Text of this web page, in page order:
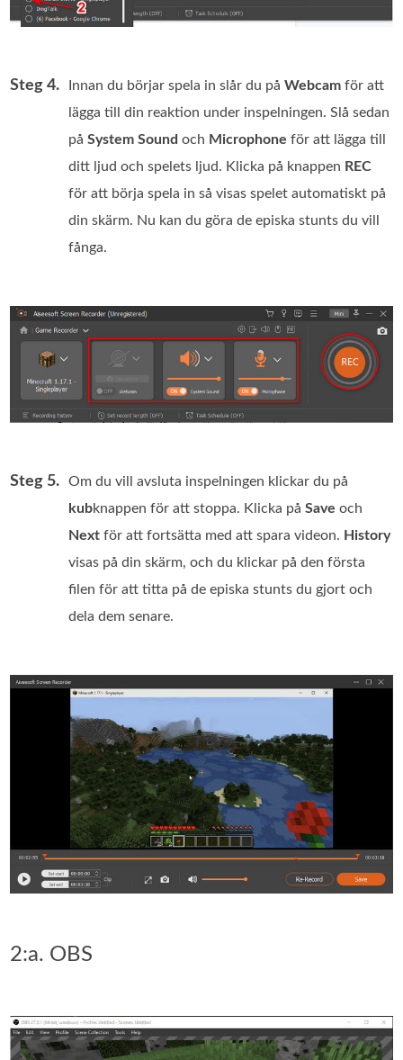
Steg 4. Innan du börjar spela in slår du påWebcam för att
lägga till din reaktion under inspelningen. Slå sedan
påSystem Sound och Microphone för att lägga till
ditt ljud och spelets ljud. Klicka på knappen REC
för att börja spela in så visas spelet automatiskt på
din skärm. Nu kan du göra de episka stunts du vill
fånga.
Steg 5.
Om du vill avsluta inspelningen klickar du på
kubknappen för att stoppa. Klicka påSave och
Next för att fortsätta med att spara videon. History
visas på din skärm, och du klickar på den första
filen för att titta på de episka stunts du gjort och
dela dem senare.
2:a. OBS